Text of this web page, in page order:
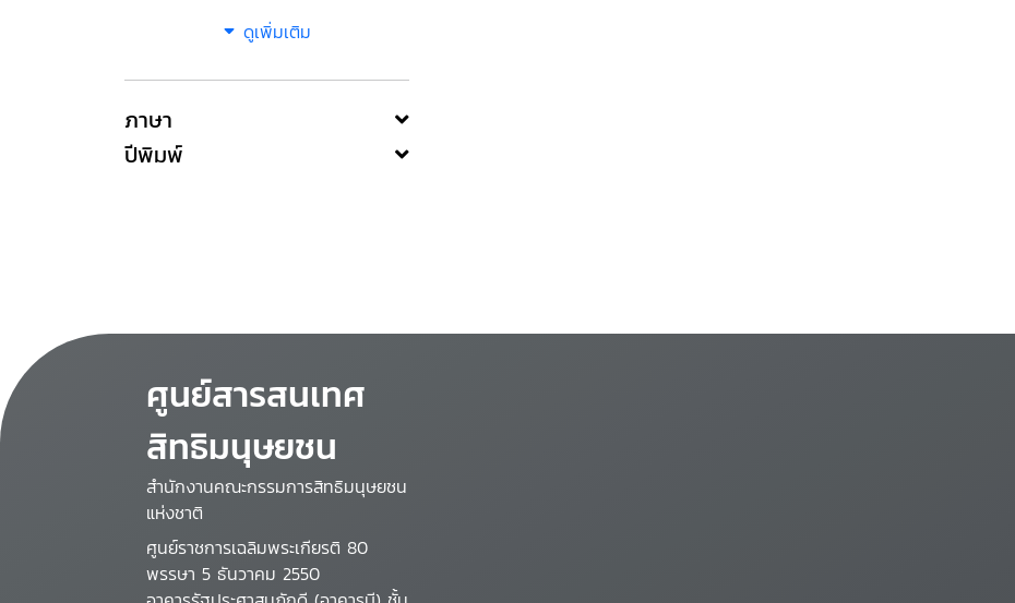
ดูเพิ่มเติม
ภาษา
ปีพิมพ์
ศูนย์สารสนเทศ
สิทธิมนุษยชน
สำนักงานคณะกรรมการสิทธิมนุษยชน
แห่งชาติ
ศูนย์ราชการเฉลิมพระเกียรติ 80
พรรษา 5 ธันวาคม 2550